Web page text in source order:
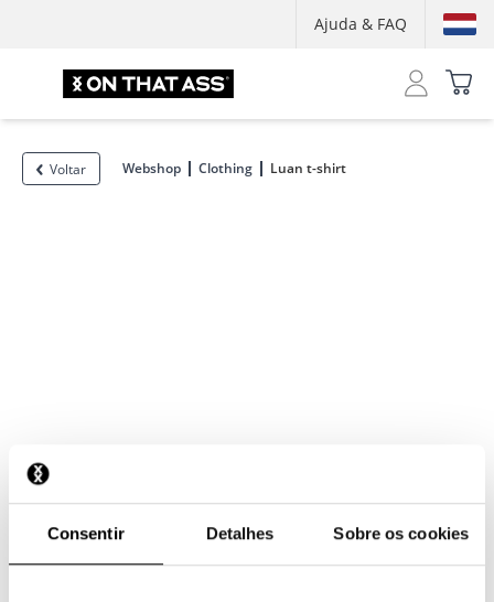
Consentir Detalhes Sobre os cookies
Ajuda & FAQ
Voltar Webshop Clothing Luan t-shirt